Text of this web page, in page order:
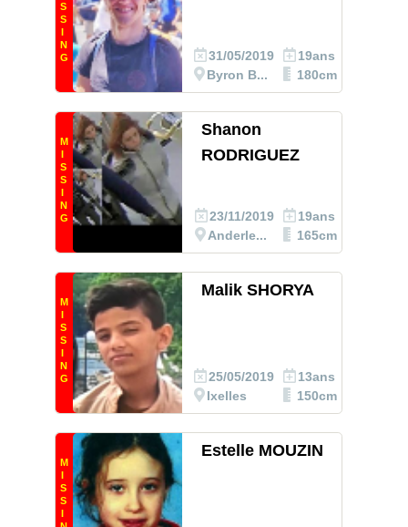
S
S
N
G
31/05/2019
Byron B...
19ans
180cm
M
S
S
N
G
Shanon
RODRIGUEZ
23/11/2019
Anderle...
19ans
165cm
M
S
S
N
G
Malik SHORYA
25/05/2019
Ixelles
13ans
150cm
M
S
S
Estelle MOUZIN